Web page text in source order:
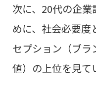
次に、20代の企
めに、社会必要度
セプション（ブラ
値）の上位を見て